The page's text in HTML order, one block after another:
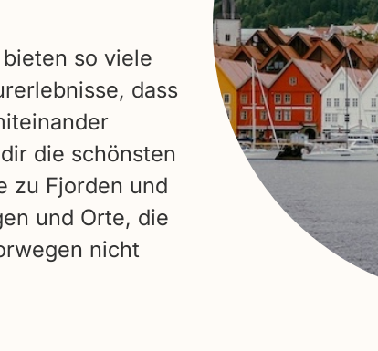
so viele
dass
die schönsten
zu Fjorden und
und Orte, die
nicht